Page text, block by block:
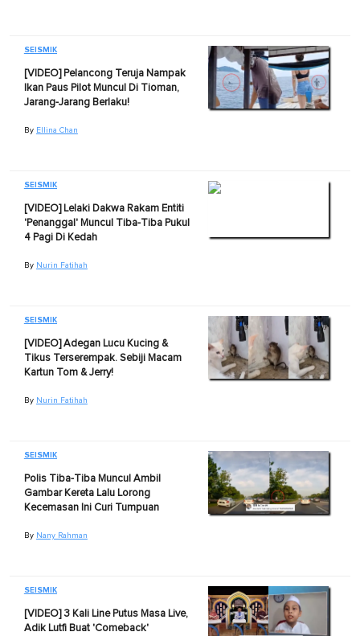
SEISMIK
[VIDEO] Pelancong Teruja Nampak
Ikan Paus Pilot Muncul Di Tioman,
Jarang-Jarang Berlaku!
By Ellina Chan
SEISMIK
[VIDEO] Lelaki Dakwa Rakam Entiti
'Penanggal' Muncul Tiba-Tiba Pukul
4 Pagi Di Kedah
By Nurin Fatihah
SEISMIK
[VIDEO] Adegan Lucu Kucing &
Tikus Terserempak. Sebiji Macam
Kartun Tom & Jerry!
By Nurin Fatihah
SEISMIK
Polis Tiba-Tiba Muncul Ambil
Gambar Kereta Lalu Lorong
Kecemasan Ini Curi Tumpuan
By Nany Rahman
SEISMIK
[VIDEO] 3 Kali Line Putus Masa Live,
Adik Lutfi Buat 'Comeback'